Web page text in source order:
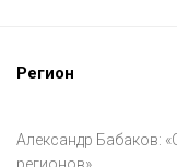
Регион
Александр Бабаков: